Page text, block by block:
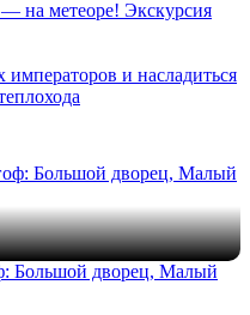
и насладиться
Большой дворец, Малый